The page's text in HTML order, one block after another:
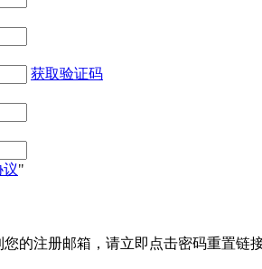
获取验证码
议"
的注册邮箱，请立即点击密码重置链